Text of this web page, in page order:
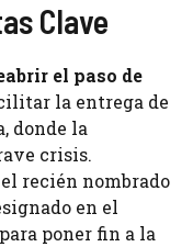
Clave
el paso de
la entrega de
donde la
crisis.
el recién nombrado
en el
poner fin a la